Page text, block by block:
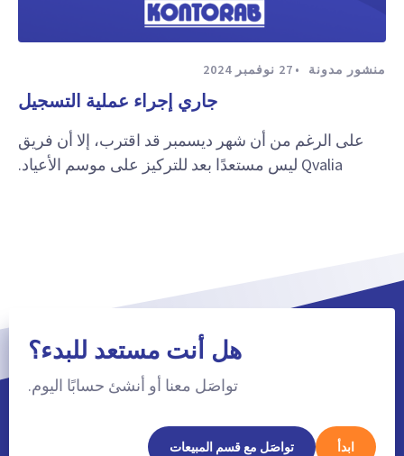
منشور مدونة 27 نوفمبر 2024
جاري إجراء عملية التسجيل
على الرغم من أن شهر ديسمبر قد اقترب، إلا أن فريق
Qvalia ليس مستعدًا بعد للتركيز على موسم الأعياد.
هل أنت مستعد للبدء؟
تواصَل معنا أو أنشئ حسابًا اليوم.
ابدأ تواصَل مع قسم المبيعات